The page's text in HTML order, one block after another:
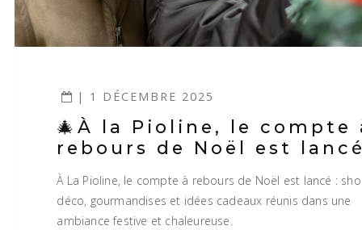
| 1 DÉCEMBRE 2025
🎄À la Pioline, le compte
rebours de Noël est
À La Pioline, le compte à rebours de Noël est lancé :
déco, gourmandises et idées cadeaux réunis dans une
ambiance festive et chaleureuse.